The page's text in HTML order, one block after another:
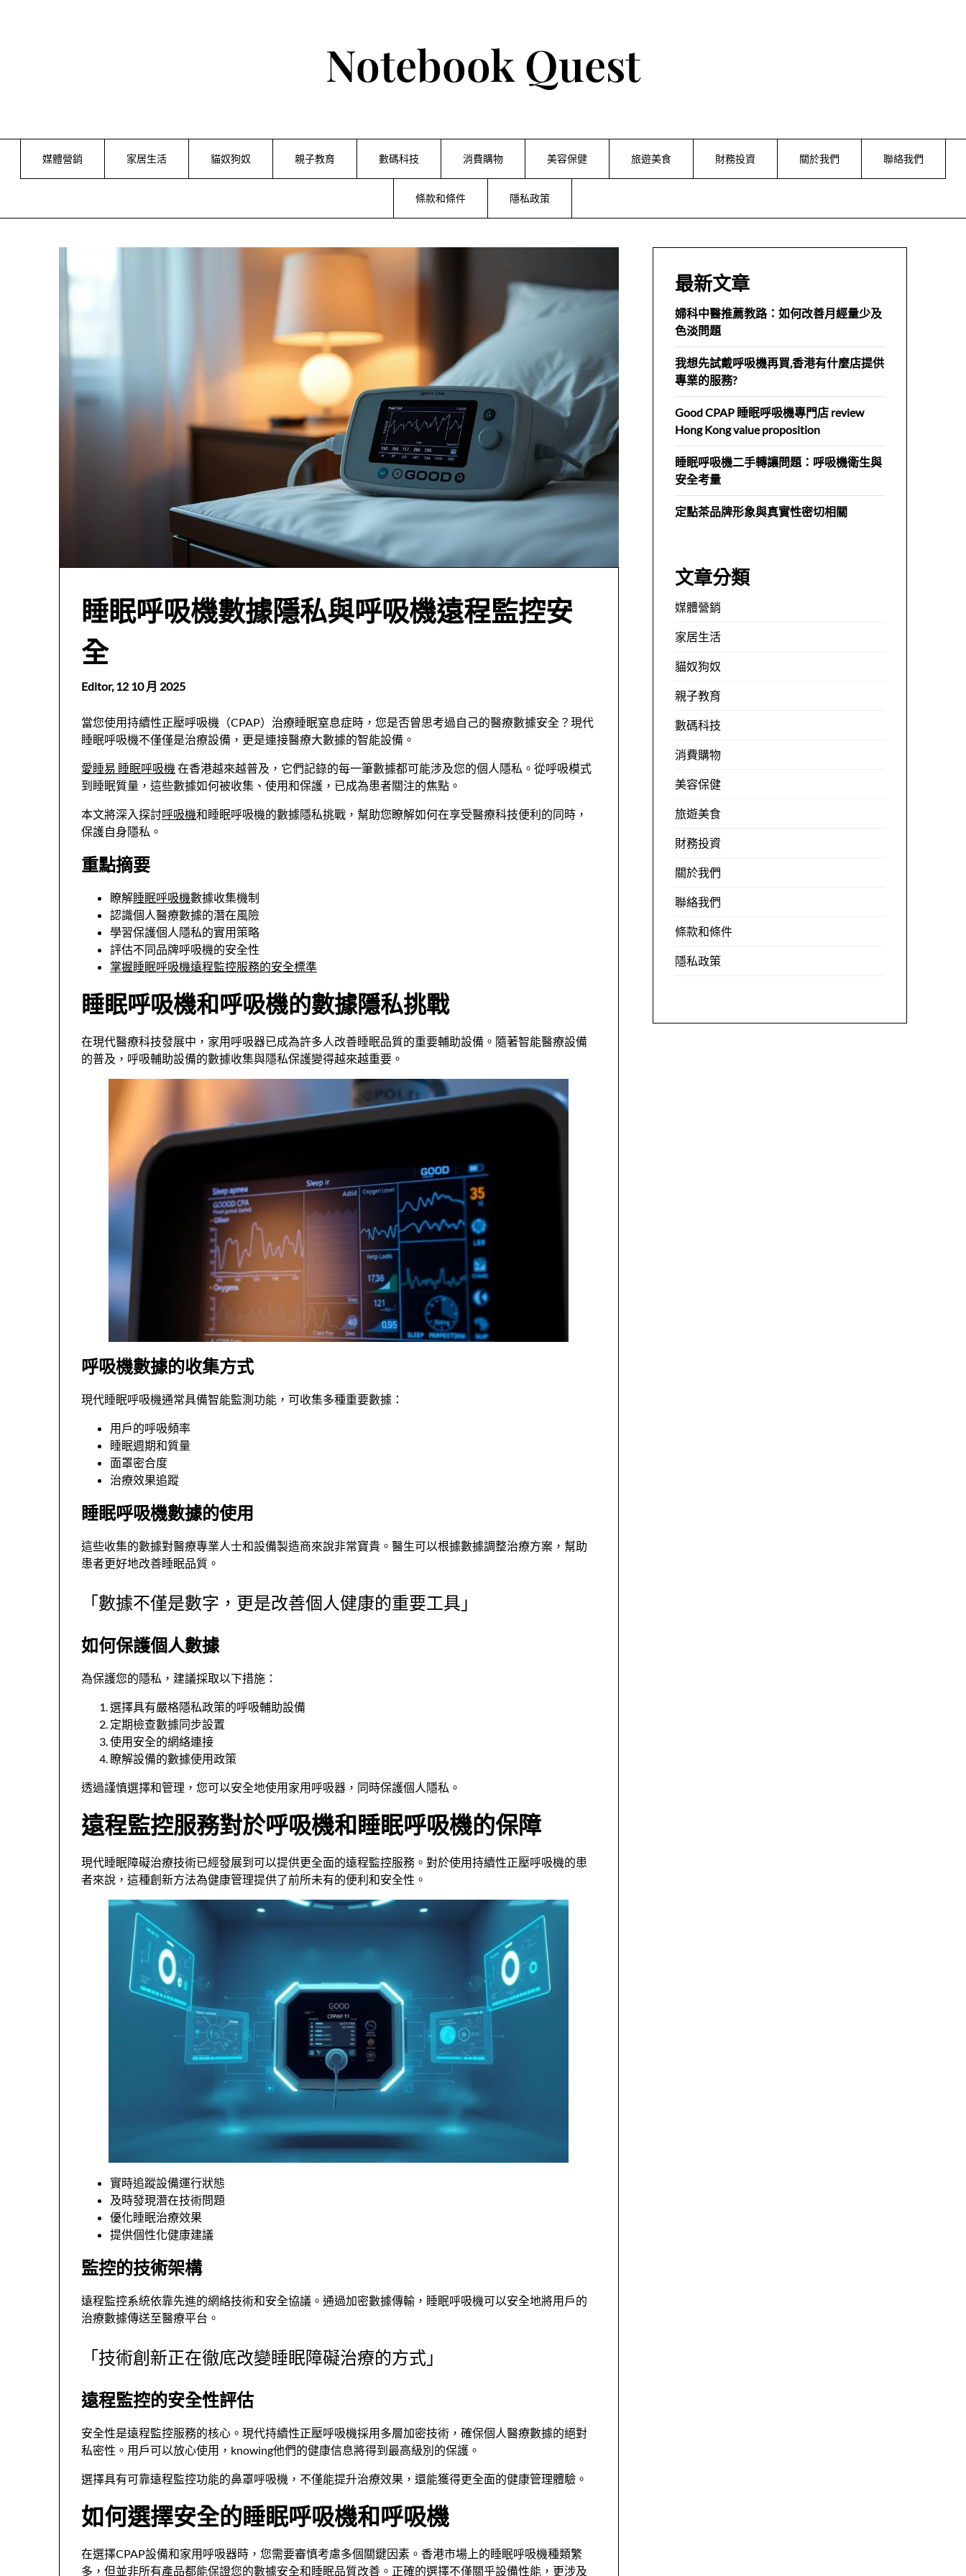
Notebook Quest
媒體營銷 家居生活 貓奴狗奴 親子教育 數碼科技 消費購物 美容保健 旅遊美食 財務投資 關於我們 聯絡我們
條款和條件 隱私政策
睡眠呼吸機數據隱私與呼吸機遠程監控安
全
Editor,12 10 月 2025
當您使用持續性正壓呼吸機（CPAP）治療睡眠窒息症時，您是否曾思考過自己的醫療數據安全？現代
睡眠呼吸機不僅僅是治療設備，更是連接醫療大數據的智能設備。
愛睡易 睡眠呼吸機 在香港越來越普及，它們記錄的每一筆數據都可能涉及您的個人隱私。從呼吸模式
到睡眠質量，這些數據如何被收集、使用和保護，已成為患者關注的焦點。
本文將深入探討呼吸機和睡眠呼吸機的數據隱私挑戰，幫助您瞭解如何在享受醫療科技便利的同時，
保護自身隱私。
重點摘要
瞭解睡眠呼吸機數據收集機制
認識個人醫療數據的潛在風險
學習保護個人隱私的實用策略
評估不同品牌呼吸機的安全性
掌握睡眠呼吸機遠程監控服務的安全標準
睡眠呼吸機和呼吸機的數據隱私挑戰
在現代醫療科技發展中，家用呼吸器已成為許多人改善睡眠品質的重要輔助設備。隨著智能醫療設備
的普及，呼吸輔助設備的數據收集與隱私保護變得越來越重要。
呼吸機數據的收集方式
現代睡眠呼吸機通常具備智能監測功能，可收集多種重要數據：
用戶的呼吸頻率
睡眠週期和質量
面罩密合度
治療效果追蹤
睡眠呼吸機數據的使用
這些收集的數據對醫療專業人士和設備製造商來說非常寶貴。醫生可以根據數據調整治療方案，幫助
患者更好地改善睡眠品質。
「數據不僅是數字，更是改善個人健康的重要工具」
如何保護個人數據
為保護您的隱私，建議採取以下措施：
選擇具有嚴格隱私政策的呼吸輔助設備
定期檢查數據同步設置
使用安全的網絡連接
瞭解設備的數據使用政策
透過謹慎選擇和管理，您可以安全地使用家用呼吸器，同時保護個人隱私。
遠程監控服務對於呼吸機和睡眠呼吸機的保障
現代睡眠障礙治療技術已經發展到可以提供更全面的遠程監控服務。對於使用持續性正壓呼吸機的患
者來說，這種創新方法為健康管理提供了前所未有的便利和安全性。
實時追蹤設備運行狀態
及時發現潛在技術問題
優化睡眠治療效果
提供個性化健康建議
監控的技術架構
遠程監控系統依靠先進的網絡技術和安全協議。通過加密數據傳輸，睡眠呼吸機可以安全地將用戶的
治療數據傳送至醫療平台。
「技術創新正在徹底改變睡眠障礙治療的方式」
遠程監控的安全性評估
安全性是遠程監控服務的核心。現代持續性正壓呼吸機採用多層加密技術，確保個人醫療數據的絕對
私密性。用戶可以放心使用，knowing他們的健康信息將得到最高級別的保護。
選擇具有可靠遠程監控功能的鼻罩呼吸機，不僅能提升治療效果，還能獲得更全面的健康管理體驗。
如何選擇安全的睡眠呼吸機和呼吸機
在選擇CPAP設備和家用呼吸器時，您需要審慎考慮多個關鍵因素。香港市場上的睡眠呼吸機種類繁
多，但並非所有產品都能保證您的數據安全和睡眠品質改善。正確的選擇不僅關乎設備性能，更涉及
最新文章
婦科中醫推薦教路：如何改善月經量少及
色淡問題
我想先試戴呼吸機再買,香港有什麼店提供
專業的服務?
Good CPAP 睡眠呼吸機專門店 review
Hong Kong value proposition
睡眠呼吸機二手轉讓問題：呼吸機衛生與
安全考量
定點茶品牌形象與真實性密切相關
文章分類
媒體營銷
家居生活
貓奴狗奴
親子教育
數碼科技
消費購物
美容保健
旅遊美食
財務投資
關於我們
聯絡我們
條款和條件
隱私政策